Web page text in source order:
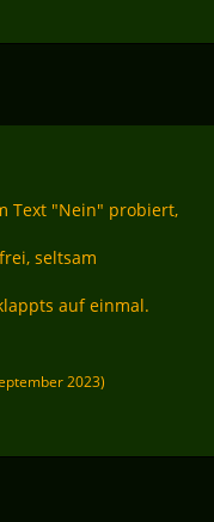
got '<'
Text "Nein" probiert,
seltsam
auf einmal.
2023)